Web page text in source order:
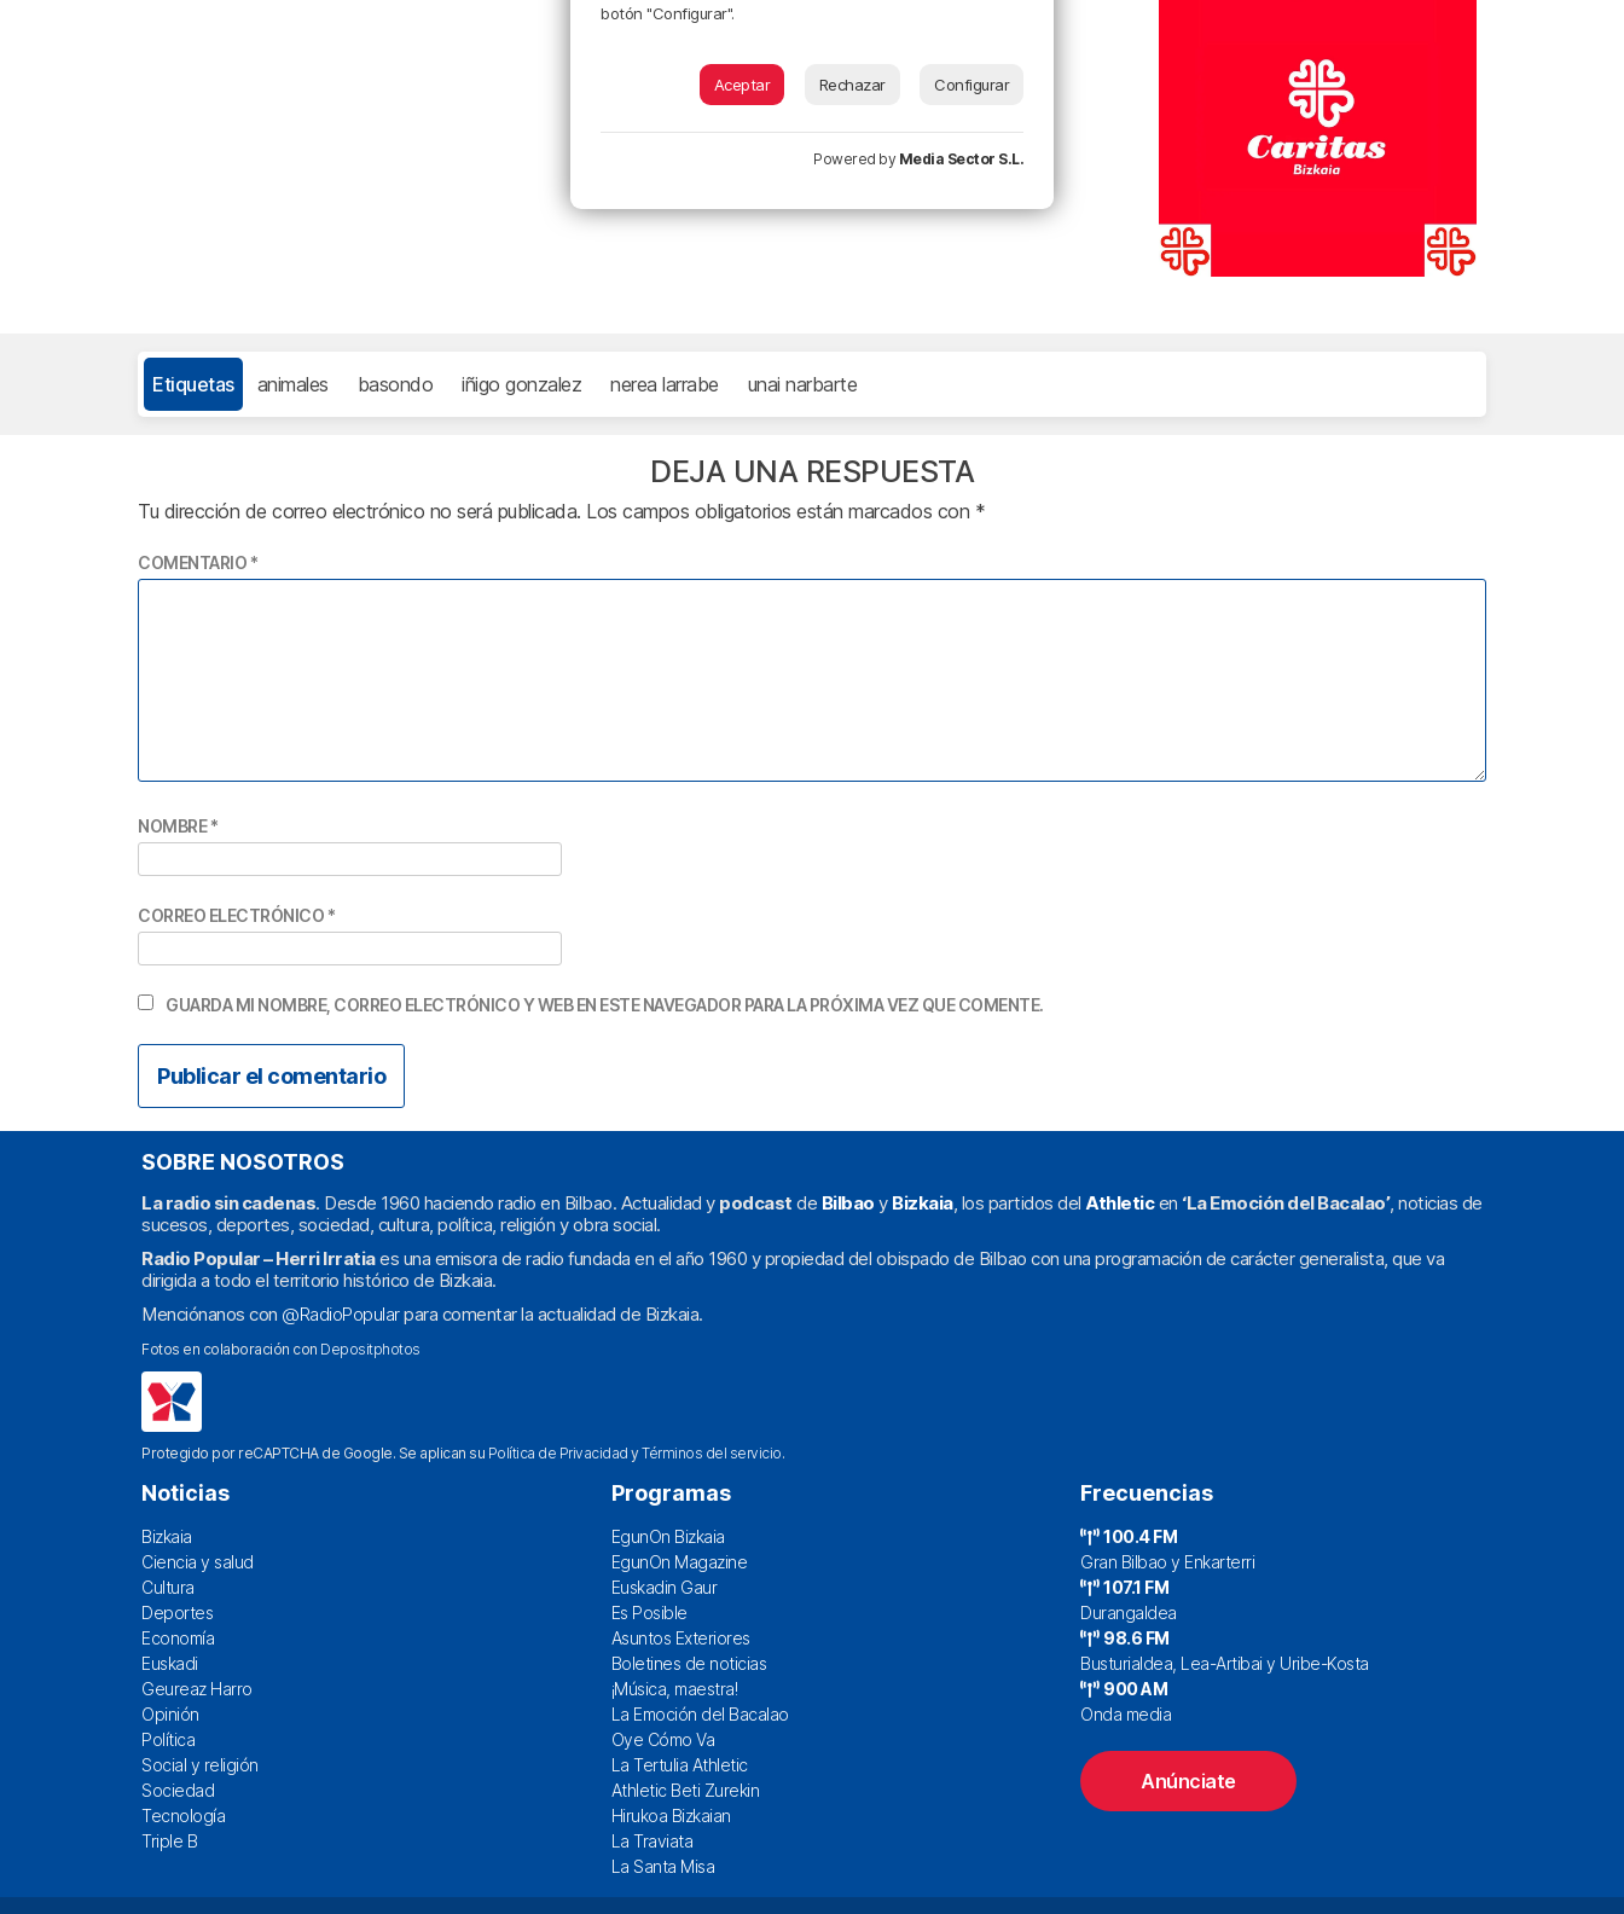
Etiquetas animales basondo iñigo gonzalez nerea larrabe unai narbarte
DEJA UNA RESPUESTA
Tu dirección de correo electrónico no será publicada. Los campos obligatorios están marcados con *
COMENTARIO *
NOMBRE*
CORREO ELECTRÓNICO *
GUARDA MI NOMBRE, CORREO ELECTRÓNICO Y WEB EN ESTE NAVEGADOR PARA LA PRÓXIMA VEZ QUE COMENTE.
SOBRE NOSOTROS
La radio sin cadenas. Desde 1960 haciendo radio en Bilbao. Actualidad y podcast de Bilbao y Bizkaia, los partidos del Athleticen ‘La Emoción del Bacalao’, noticias de
sucesos, deportes, sociedad, cultura, política, religión y obra social.
Radio Popular – Herri Irratiaes una emisora de radio fundada en el año 1960 y propiedad del obispado de Bilbao con una programación de carácter generalista, que va
dirigida a todo el territorio histórico de Bizkaia.
Menciónanos con @RadioPopularpara comentar la actualidad de Bizkaia.
Fotos en colaboración con Depositphotos
Protegido por reCAPTCHA de Google. Se aplican su Política de Privacidad yTérminos del servicio.
Noticias
Bizkaia
Ciencia y salud
Cultura
Deportes
Economía
Euskadi
Geureaz Harro
Opinión
Política
Social y religión
Sociedad
Tecnología
Triple B
Programas
EgunOn Bizkaia
EgunOn Magazine
Euskadin Gaur
Es Posible
Asuntos Exteriores
Boletines de noticias
¡Música, maestra!
La Emoción del Bacalao
Oye Cómo Va
La Tertulia Athletic
Athletic Beti Zurekin
Hirukoa Bizkaian
La Traviata
La Santa Misa
Frecuencias
100.4 FM
Gran Bilbao y Enkarterri
107.1 FM
Durangaldea
98.6 FM
Busturialdea, Lea-Artibai y Uribe-Kosta
900 AM
Onda media
Anúnciate
botón "Configurar".
Aceptar Rechazar Configurar
Powered by Media Sector S.L.